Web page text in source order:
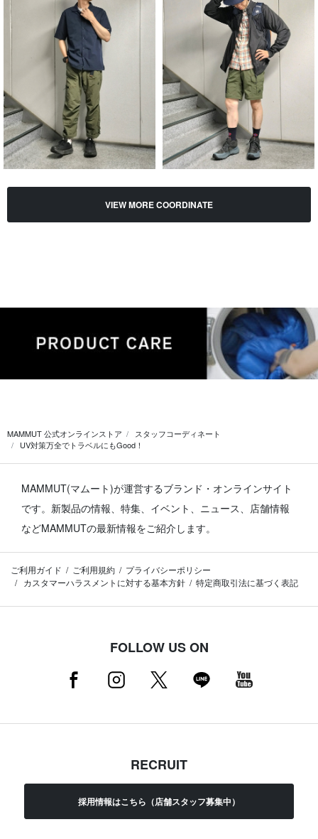
VIEW MORE COORDINATE
MAMMUT 公式オンラインストア
スタッフコーディネート
UV対策万全でトラベルにもGood！
MAMMUT(マムート)が運営するブランド・オンラインサイト
です。 新製品の情報、特集、イベント、ニュース、店舗情報
などMAMMUTの最新情報をご紹介します。
ご利用ガイド ご利用規約
プライバシーポリシー
カスタマーハラスメントに対する基本方針
特定商取引法に基づく表記
FOLLOW US ON
RECRUIT
採用情報はこちら（店舗スタッフ募集中）